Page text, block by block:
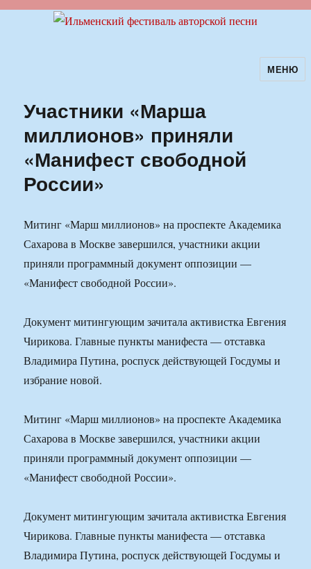
Ильменский фестиваль авторскойМЕНЮ
Участники «Марша
миллионов» приняли
«Манифест свободной
России»
Митинг «Марш миллионов» на проспекте Академика
Сахарова в Москве завершился, участники акции
приняли программный документ оппозиции —
«Манифест свободной России».
Документ митингующим зачитала активистка Евгения
Чирикова. Главные пункты манифеста — отставка
Владимира Путина, роспуск действующей Госдумы и
избрание новой.
Митинг «Марш миллионов» на проспекте Академика
Сахарова в Москве завершился, участники акции
приняли программный документ оппозиции —
«Манифест свободной России».
Документ митингующим зачитала активистка Евгения
Чирикова. Главные пункты манифеста — отставка
Владимира Путина, роспуск действующей Госдумы и